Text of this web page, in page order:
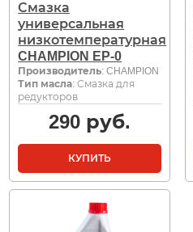
Смазка
универсальная
низкотемпературная
CHAMPION EP-0
Производитель: CHAMPION
Тип масла: Смазка для
редукторов
290 руб.
КУПИТЬ